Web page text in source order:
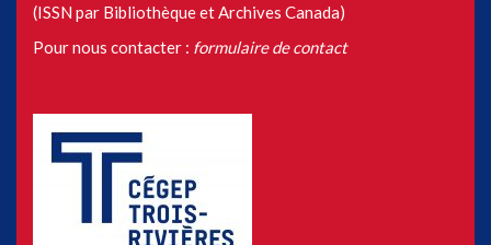
(ISSN par Bibliothèque et Archives Canada)
Pour nous contacter : formulaire de contact